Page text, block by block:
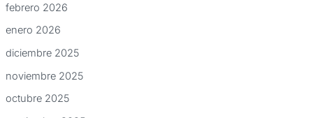
febrero 2026
enero 2026
diciembre 2025
noviembre 2025
octubre 2025